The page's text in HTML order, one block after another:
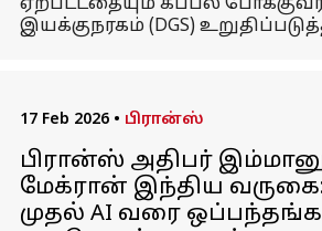
ஏற்பட்டதையும் கப்பல்
இயக்குநரகம் (DGS)
17 Feb 2026 • பிரான்ஸ்
பிரான்ஸ் அதிபர்
மேக்ரான் இந்திய
முதல் AI வரை